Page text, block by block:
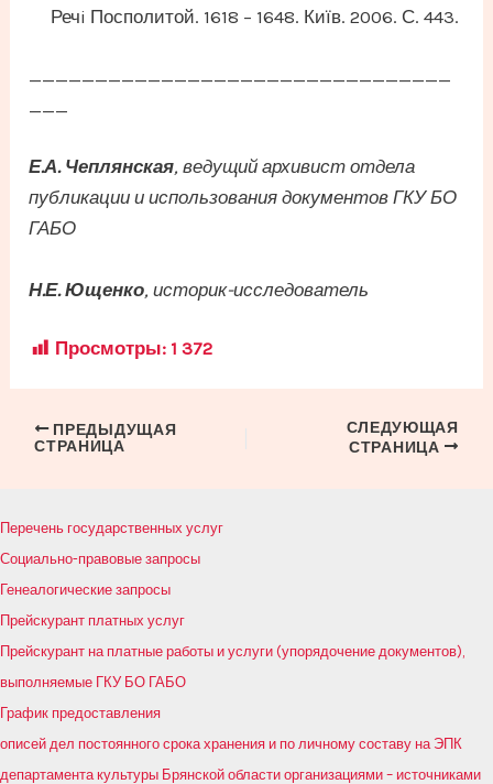
Речi Посполитой. 1618 – 1648. Київ. 2006. С. 443.
________________________________
___
Е.А. Чеплянская, ведущий архивист отдела
публикации и использования документов ГКУ БО
ГАБО
Н.Е. Ющенко, историк-исследователь
Просмотры: 1 372
Навигация
ПРЕДЫДУЩАЯ
СТРАНИЦА
СЛЕДУЮЩАЯ
СТРАНИЦА
Перечень государственных услуг
Социально-правовые запросы
Генеалогические запросы
Прейскурант платных услуг
Прейскурант на платные работы и услуги (упорядочение документов),
выполняемые ГКУ БО ГАБО
График предоставления
описей дел постоянного срока хранения и по личному составу на ЭПК
департамента культуры Брянской области организациями – источниками